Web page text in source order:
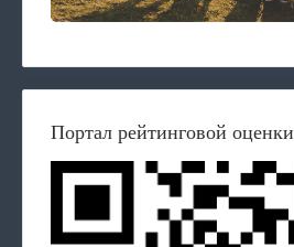
Портал рейтинговой оценки